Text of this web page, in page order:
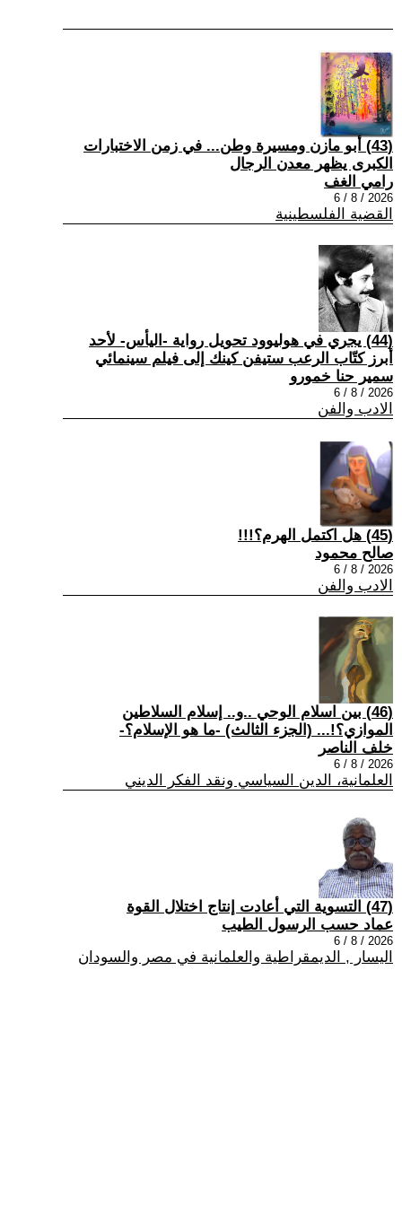
(43) أبو مازن ومسيرة وطن... في زمن الاختبارات
الكبرى يظهر معدن الرجال
رامي الغف
2026 / 8 / 6
القضية الفلسطينية
(44) يجري في هوليوود تحويل رواية -اليأس- لأحد
أبرز كتّاب الرعب ستيفن كينك إلى فيلم سينمائي
سمير حنا خمورو
2026 / 8 / 6
الادب والفن
(45) هل اكتمل الهرم؟!!!
صالح محمود
2026 / 8 / 6
الادب والفن
(46) بين اسلام الوحي ..و.. إسلام السلاطين
الموازي؟!... (الجزء الثالث) -ما هو الإسلام؟-
خلف الناصر
2026 / 8 / 6
العلمانية، الدين السياسي ونقد الفكر الديني
(47) التسوية التي أعادت إنتاج اختلال القوة
عماد حسب الرسول الطيب
2026 / 8 / 6
اليسار , الديمقراطية والعلمانية في مصر والسودان